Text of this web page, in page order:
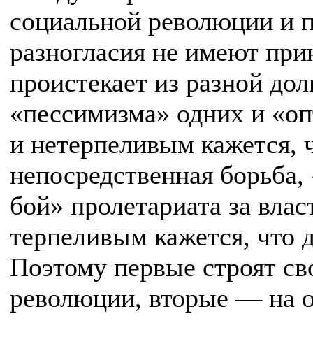
социальной революции и
разногласия не имеют
проистекает из разной
«пессимизма» одних и
и нетерпеливым кажется,
непосредственная
бой» пролетариата за
терпеливым кажется, что
Поэтому первые строят
революции, вторые — на